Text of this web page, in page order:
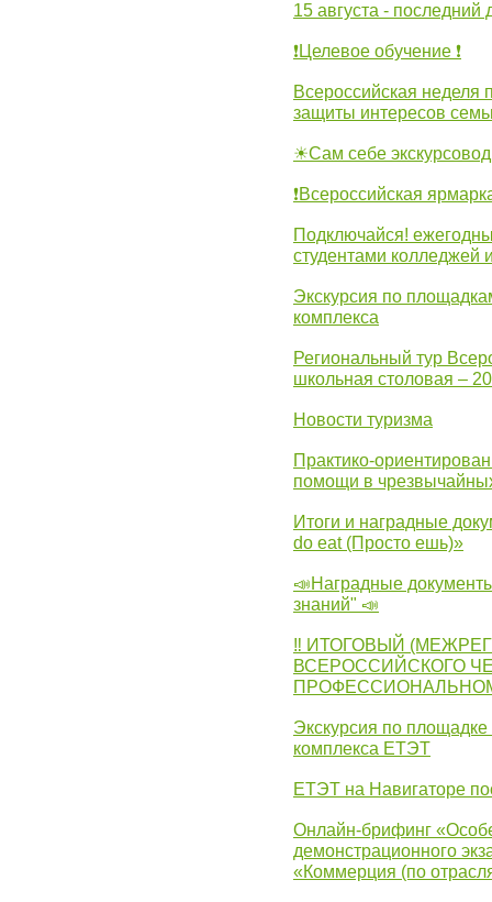
15 августа - последний
❗Целевое обучение ❗
Всероссийская
защиты интересов
☀Сам себе экскурсовод
❗Всероссийская
Подключайся!
студентами колледжей
Экскурсия по
комплекса
Региональный тур
школьная столовая –
Новости туризма
Практико-
помощи в
Итоги и наградные
do eat (Просто ешь)»
📣Наградные
знаний" 📣
‼ ИТОГОВЫЙ
ВСЕРОССИЙСКОГО
Экскурсия по
комплекса ЕТЭТ
ЕТЭТ на Навигаторе
Онлайн-брифинг
демонстрационного
«Коммерция (по